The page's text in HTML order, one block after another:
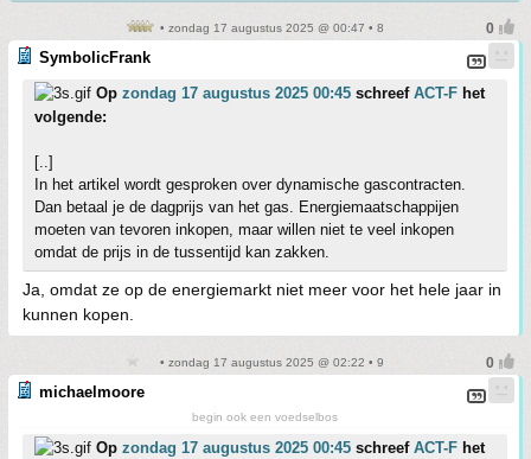
• zondag 17 augustus 2025 @ 00:47 • 8
SymbolicFrank
Op zondag 17 augustus 2025 00:45 schreef ACT-F het
volgende:
[..]
In het artikel wordt gesproken over dynamische gascontracten.
Dan betaal je de dagprijs van het gas. Energiemaatschappijen
moeten van tevoren inkopen, maar willen niet te veel inkopen
omdat de prijs in de tussentijd kan zakken.
Ja, omdat ze op de energiemarkt niet meer voor het hele jaar in
kunnen kopen.
• zondag 17 augustus 2025 @ 02:22 • 9
michaelmoore
begin ook een voedselbos
Op zondag 17 augustus 2025 00:45 schreef ACT-F het